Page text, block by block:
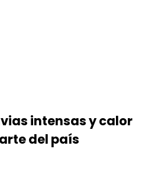
intensas y calor
del país